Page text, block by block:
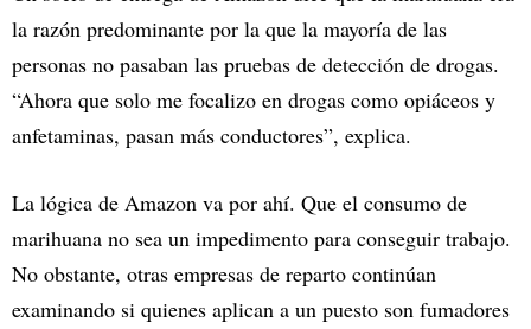
la razón predominante por la que la mayoría de las
personas no pasaban las pruebas de detección de drogas.
“Ahora que solo me focalizo en drogas como opiáceos y
anfetaminas, pasan más conductores”, explica.
La lógica de Amazon va por ahí. Que el consumo de
marihuana no sea un impedimento para conseguir trabajo.
No obstante, otras empresas de reparto continúan
examinando si quienes aplican a un puesto son fumadores